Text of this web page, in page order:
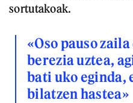
sortutakoak.
«Oso pauso
berezia uztea,
bati uko eginda,
bilatzen hastea»